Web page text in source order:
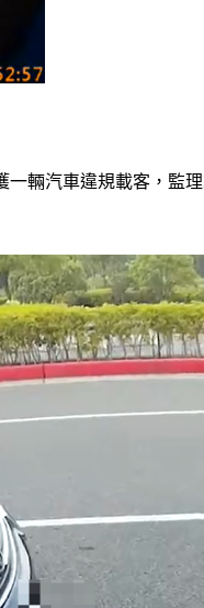
輛汽車違規載客，監